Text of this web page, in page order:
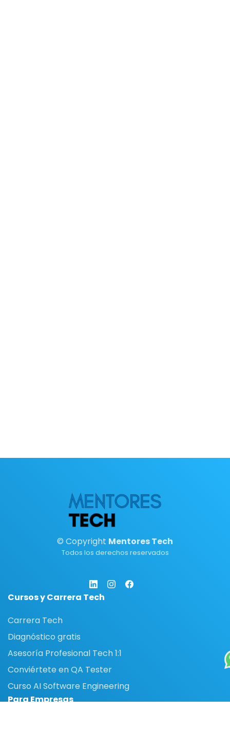
© Copyright Mentores Tech
Todos los derechos reservados
Cursos y Carrera Tech
Carrera Tech
Diagnóstico gratis
Asesoría Profesional Tech 1:1
Conviértete en QA Tester
Curso AI Software Engineering
Para Empresas